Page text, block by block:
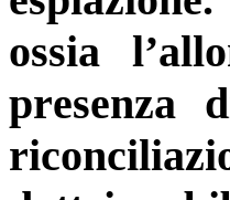
ossia
presenza